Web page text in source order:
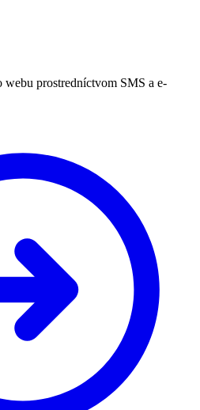
webu prostredníctvom SMS a e-